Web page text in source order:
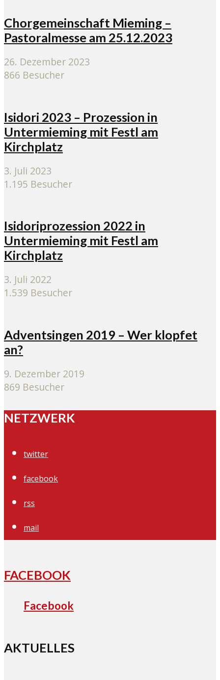
Chorgemeinschaft Mieming –
Pastoralmesse am 25.12.2023
26. Dezember 2023
866 Besucher
Isidori 2023 – Prozession in
Untermieming mit Festl am
Kirchplatz
3. Juli 2023
1.195 Besucher
Isidoriprozession 2022 in
Untermieming mit Festl am
Kirchplatz
3. Juli 2022
1.539 Besucher
Adventsingen 2019 – Wer klopfet
an?
9. Dezember 2019
869 Besucher
NETZWERK
twitter
facebook
rss
mail
FACEBOOK
Facebook
AKTUELLES